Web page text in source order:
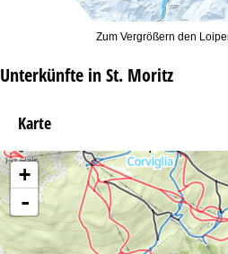
Zum Vergrößern den
Unterkünfte in St. Moritz
Karte
+
-